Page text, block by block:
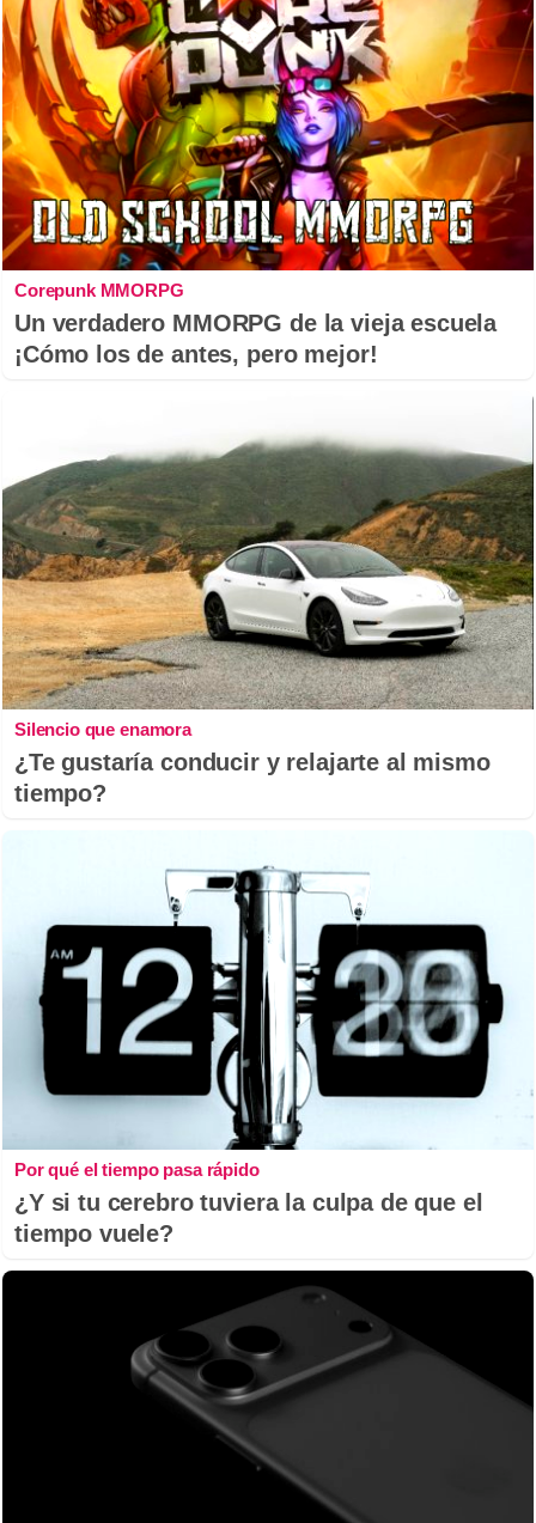
Corepunk MMORPG
Un verdadero MMORPG de la vieja escuela
¡Cómo los de antes, pero mejor!
Silencio que enamora
¿Te gustaría conducir y relajarte al mismo
tiempo?
Por qué el tiempo pasa rápido
¿Y si tu cerebro tuviera la culpa de que el
tiempo vuele?